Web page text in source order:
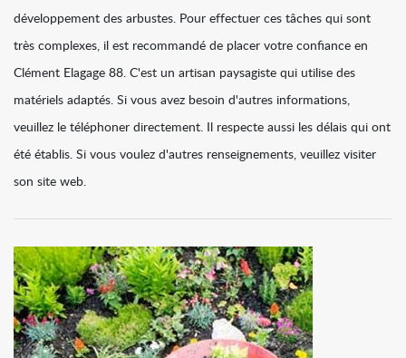
développement des arbustes. Pour effectuer ces tâches qui sont
très complexes, il est recommandé de placer votre confiance en
Clément Elagage 88. C'est un artisan paysagiste qui utilise des
matériels adaptés. Si vous avez besoin d'autres informations,
veuillez le téléphoner directement. Il respecte aussi les délais qui ont
été établis. Si vous voulez d'autres renseignements, veuillez visiter
son site web.